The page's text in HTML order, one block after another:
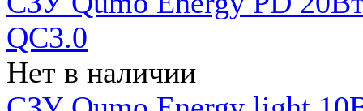
QC3.0
Нет в наличии